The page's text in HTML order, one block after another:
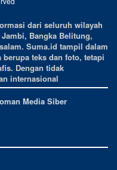
dari seluruh wilayah
Bangka Belitung,
Suma.id tampil dalam
teks dan foto, tetapi
Dengan tidak
internasional
Media Siber